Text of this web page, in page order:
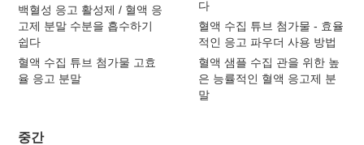
백혈성 응고 활성제 / 혈액 응
고제 분말 수분을 흡수하기
쉽다
혈액 수집 튜브 첨가물 고효
율 응고 분말
다
혈액 수집 튜브 첨가물 - 효율
적인 응고 파우더 사용 방법
혈액 샘플 수집 관을 위한 높
은 능률적인 혈액 응고제 분
말
중간